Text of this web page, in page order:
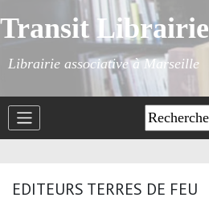
Transit Librairie
Librairie associative à Marseille
EDITEURS TERRES DE FEU